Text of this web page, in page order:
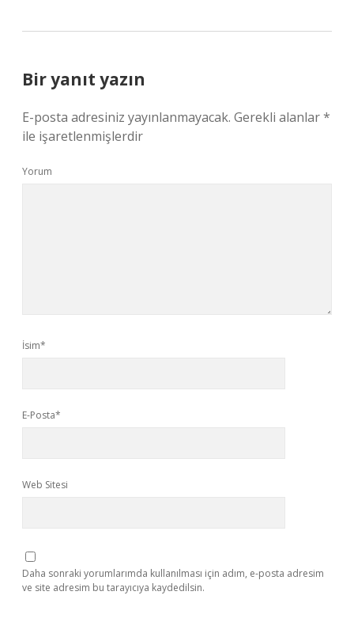
Bir yanıt yazın
E-posta adresiniz yayınlanmayacak. Gerekli alanlar*
ile işaretlenmişlerdir
Yorum
İsim*
E-Posta*
Web Sitesi
Daha sonraki yorumlarımda kullanılması için adım, e-posta adresim
ve site adresim bu tarayıcıya kaydedilsin.